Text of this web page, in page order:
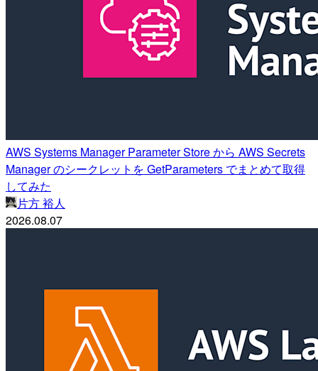
AWS Systems Manager Parameter Store から AWS Secrets
Manager のシークレットを GetParameters でまとめて取得
してみた
片方 裕人
2026.08.07